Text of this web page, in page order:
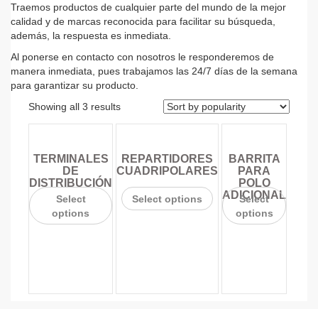
Traemos productos de cualquier parte del mundo de la mejor
calidad y de marcas reconocida para facilitar su búsqueda,
además, la respuesta es inmediata.
Al ponerse en contacto con nosotros le responderemos de
manera inmediata, pues trabajamos las 24/7 días de la semana
para garantizar su producto.
Showing all 3 results
TERMINALES
DE
DISTRIBUCIÓN
Select
options
BARRITA
PARA
POLO
ADICIONAL
Select
options
REPARTIDORES
CUADRIPOLARES
Select options